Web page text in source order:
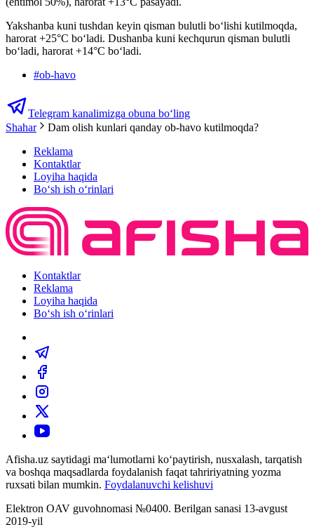
Yakshanba kuni tushdan keyin qisman bulutli boʻlishi kutilmoqda,
harorat +25°C boʻladi. Dushanba kuni kechqurun qisman bulutli
boʻladi, harorat +14°C boʻladi.
#ob-havo
Telegram kanalimizga obuna bo‘ling
Shahar
Dam olish kunlari qanday ob-havo kutilmoqda?
Reklama
Kontaktlar
Loyiha haqida
Bo‘sh ish o‘rinlari
Kontaktlar
Reklama
Loyiha haqida
Bo‘sh ish o‘rinlari
Afisha.uz saytidagi ma‘lumotlarni ko‘paytirish, nusxalash, tarqatish
va boshqa maqsadlarda foydalanish faqat tahririyatning yozma
ruxsati bilan mumkin. Foydalanuvchi kelishuvi
Elektron OAV guvohnomasi №0400. Berilgan sanasi 13-avgust
2019-yil